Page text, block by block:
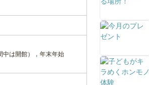
中は開館），年末年始